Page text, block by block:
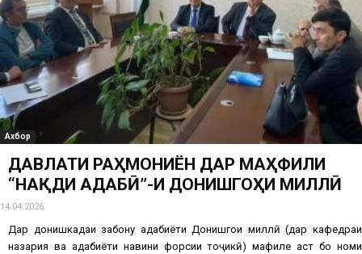
Ахбор
ДАВЛАТИ РАҲМОНИЁН ДАР МАҲФИЛИ
“НАҚДИ АДАБӢ”-И ДОНИШГОҲИ МИЛЛӢ
14.04.2026
Дар донишкадаи забону адабиёти Донишгоҳи миллӣ (дар кафедраи
назария ва адабиёти навини форсии тоҷикӣ) маҳфиле ҳаст бо номи